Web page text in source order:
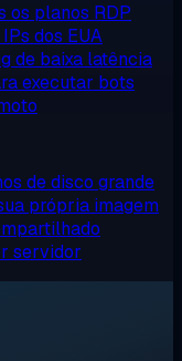
os planos RDP
dos EUA
de baixa latência
executar bots
de disco grande
própria imagem
servidor